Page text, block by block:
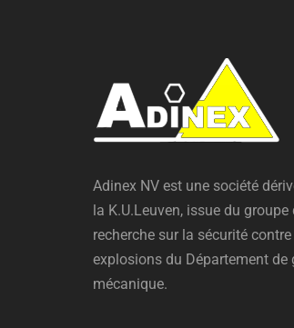
Adinex NV est une société
la K.U.Leuven, issue du groupe
recherche sur la sécurité
explosions du Département de
mécanique.